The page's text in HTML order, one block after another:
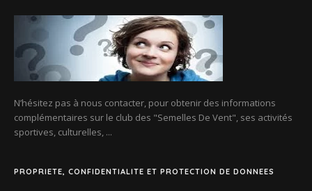
N’hésitez pas à nous contacter, pour obtenir des informations
complémentaires sur le club des "Semelles De Vent", ses activités
sportives, culturelles, ...
PROPRIETE, CONFIDENTIALITE ET PROTECTION DE DONNEES